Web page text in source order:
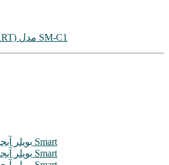
کرپ ساز اسمارت (SMART) مدل SM-C1